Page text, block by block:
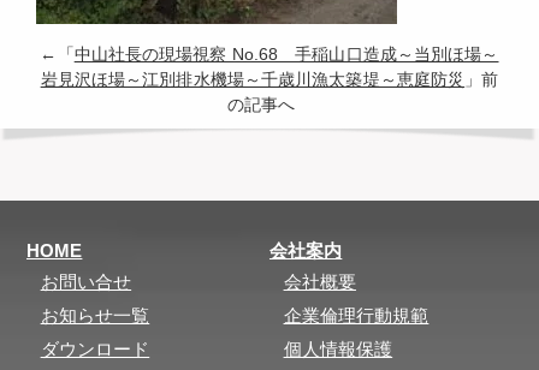
←「 中山社長の現場視察 No.68 手稲山口造成～当別ほ場～
岩見沢ほ場～江別排水機場～千歳川漁太築堤～恵庭防災 」前
の記事へ
HOME
お問い合せ
お知らせ一覧
ダウンロード
会社案内
会社概要
企業倫理行動規範
個人情報保護